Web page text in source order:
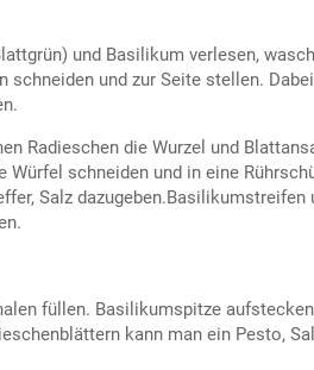
und Basilikum verlesen,
schneiden und zur Seite stellen.
Radieschen die Wurzel und
Würfel schneiden und in eine
Salz
füllen. Basilikumspitze
kann man ein Pesto,